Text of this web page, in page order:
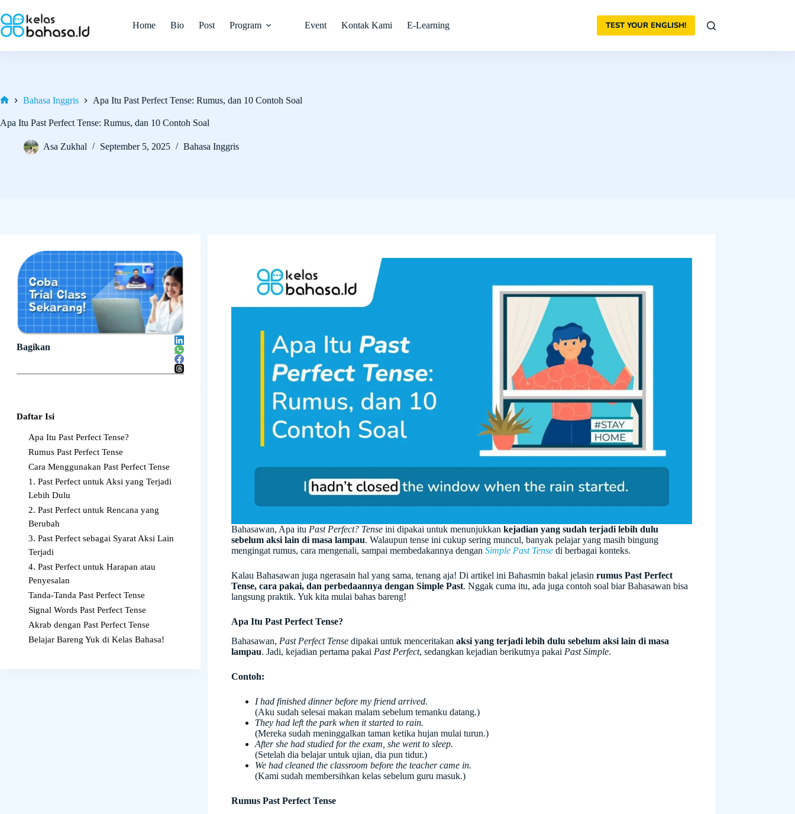
to
content
Home Bio Post Program Event Kontak Kami E-Learning TEST YOUR ENGLISH!
Bahasa Inggris Apa Itu Past Perfect Tense: Rumus, dan 10 Contoh Soal
Apa Itu Past Perfect Tense: Rumus, dan 10 Contoh Soal
Asa Zukhal September 5, 2025 Bahasa Inggris
Bahasawan, Apa itu Past Perfect? Tenseini dipakai untuk menunjukkan kejadian yang sudah terjadi lebih dulu
sebelum aksi lain di masa lampau. Walaupun tense ini cukup sering muncul, banyak pelajar yang masih bingung
mengingat rumus, cara mengenali, sampai membedakannya dengan Simple Past Tensedi berbagai konteks.
Kalau Bahasawan juga ngerasain hal yang sama, tenang aja! Di artikel ini Bahasmin bakal jelasin rumus Past Perfect
Tense, cara pakai, dan perbedaannya dengan Simple Past. Nggak cuma itu, ada juga contoh soal biar Bahasawan bisa
langsung praktik. Yuk kita mulai bahas bareng!
Apa Itu Past Perfect Tense?
Bahasawan, Past Perfect Tensedipakai untuk menceritakan aksi yang terjadi lebih dulu sebelum aksi lain di masa
lampau. Jadi, kejadian pertama pakai Past Perfect, sedangkan kejadian berikutnya pakai Past Simple.
Contoh:
I had finished dinner before my friend arrived.
(Aku sudah selesai makan malam sebelum temanku datang.)
They had left the park when it started to rain.
(Mereka sudah meninggalkan taman ketika hujan mulai turun.)
After she had studied for the exam, she went to sleep.
(Setelah dia belajar untuk ujian, dia pun tidur.)
We had cleaned the classroom before the teacher came in.
(Kami sudah membersihkan kelas sebelum guru masuk.)
Rumus Past Perfect Tense
Bagikan
Daftar Isi
Apa Itu Past Perfect Tense?
Rumus Past Perfect Tense
Cara Menggunakan Past Perfect Tense
1. Past Perfect untuk Aksi yang Terjadi
Lebih Dulu
2. Past Perfect untuk Rencana yang
Berubah
3. Past Perfect sebagai Syarat Aksi Lain
Terjadi
4. Past Perfect untuk Harapan atau
Penyesalan
Tanda-Tanda Past Perfect Tense
Signal Words Past Perfect Tense
Akrab dengan Past Perfect Tense
Belajar Bareng Yuk di Kelas Bahasa!